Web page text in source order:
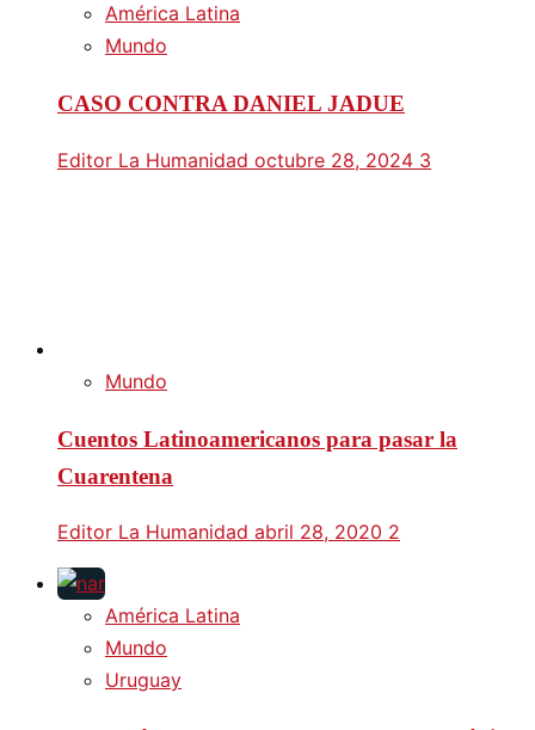
América Latina
Mundo
CASO CONTRA DANIEL JADUE
Editor La Humanidad octubre 28, 2024 3
Mundo
Cuentos Latinoamericanos para pasar la
Cuarentena
Editor La Humanidad abril 28, 2020 2
América Latina
Mundo
Uruguay